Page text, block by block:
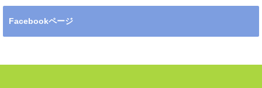
Facebookページ